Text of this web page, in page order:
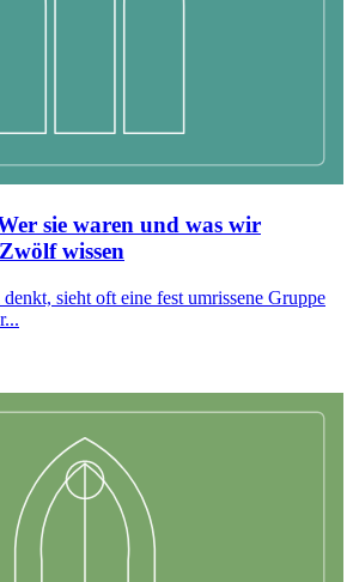
sie waren und was wir
wissen
sieht oft eine fest umrissene Gruppe